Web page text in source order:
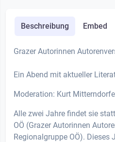
Beschreibung Embed
Grazer Autorinnen
Ein Abend mit aktueller
Moderation: Kurt
Alle zwei Jahre findet sie
OÖ (Grazer Autorinnen
Regionalgruppe OÖ). Dieses